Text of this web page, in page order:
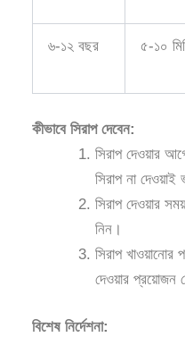
৬-১২ বছর ৫-১০
কীভাবে সিরাপ দেবেন:
সিরাপ দেওয়ার
সিরাপ না দেওয়াই
সিরাপ দেওয়ার
নিন।
সিরাপ খাওয়ানোর
দেওয়ার প্রয়োজন
বিশেষ নির্দেশনা: